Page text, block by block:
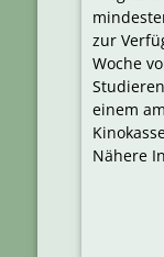
zur
Woche
einem
Nähere